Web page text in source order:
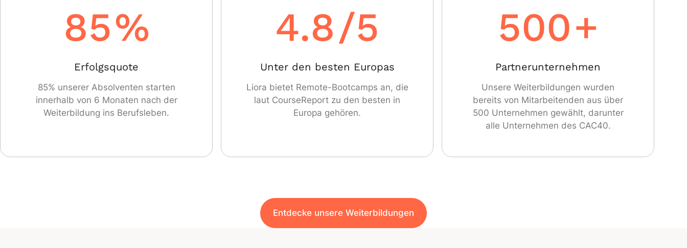
85%
Erfolgsquote
85% unserer Absolventen starten
innerhalb von 6 Monaten nach der
Weiterbildung ins Berufsleben.
4.8/5
Unter den besten Europas
Liora bietet Remote-Bootcamps an, die
laut CourseReport zu den besten in
Europa gehören.
500+
Partnerunternehmen
Unsere Weiterbildungen wurden
bereits von Mitarbeitenden aus über
500 Unternehmen gewählt, darunter
alle Unternehmen des CAC40.
Entdecke unsere Weiterbildungen